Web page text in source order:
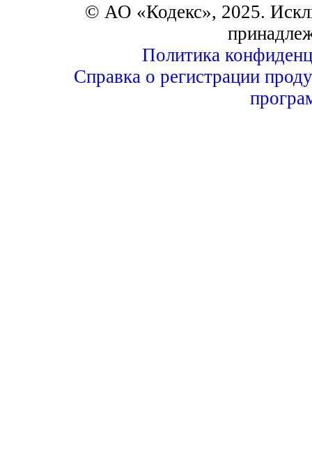
© АО «Кодекс», 2025.
Политика
Справка о регистрации